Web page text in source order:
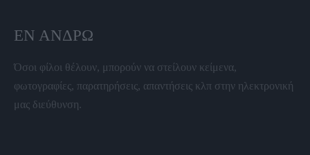
ΕΝ ΆΝΔΡΩ
Όσοι φίλοι θέλουν, μπορούν να στείλουν κείμενα,
φωτογραφίες, παρατηρήσεις, απαντήσεις κλπ στην ηλεκτρονική
μας διεύθυνση.